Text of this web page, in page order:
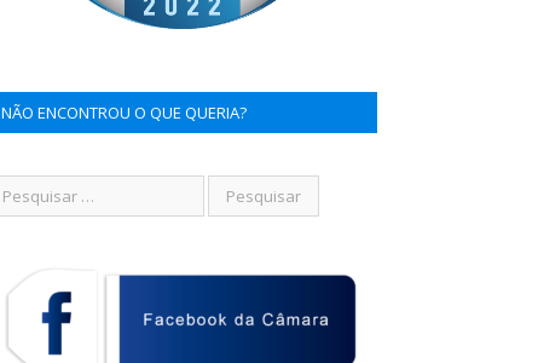
NÃO ENCONTROU O QUE QUERIA?